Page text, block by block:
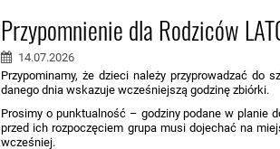
Przypomnienie dla Rodziców
14.07.2026
Przypominamy, że dzieci należy przyprowadzać do
danego dnia wskazuje wcześniejszą godzinę zbiórki.
Prosimy o punktualność – godziny podane w planie
przed ich rozpoczęciem grupa musi dojechać na
wcześniej.